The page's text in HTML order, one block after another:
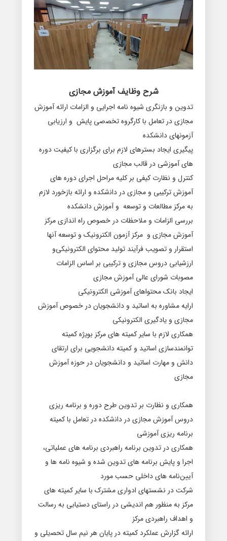
شرح وظایف آموزش مجازی
ﺗﺪﻭﯾﻦ ﻭ ﺑﺎﺯنگری ﺷﯿﻮﻩ ﻧﺎﻣﻪ ﺍﺟﺮﺍیی ﻭ ﺍﻟﺰﺍﻣﺎﺕ ﺍﺭﺍﺋﻪ ﺁﻣﻮﺯﺵ
ﻣﺠﺎﺯی ﺩﺭ ﺗﻌﺎﻣﻞ ﺑﺎ کاﺭگرﻭﻩ ﺗﺨﺼصی پاﯾﺶ ﻭ ﺍﺭﺯﯾﺎبی
ﺁﺯﻣﻮﻧﻬﺎی دانشکده
پیگیری ﺍﯾﺠﺎﺩ ﺑﺴﺘﺮﻫﺎی ﻻﺯﻡ ﺑﺮﺍی ﺑﺮگزﺍﺭی ﺑﺎ کیفیت ﺩﻭﺭﻩ
ﻫﺎی ﺁﻣﻮﺯشی ﺩﺭ ﻗﺎﻟﺐ ﻣﺠﺎﺯی
کنترل ﻭ ﻧﻈﺎﺭﺕ کیفی ﺑﺮ کلیه ﻣﺮﺍﺣﻞ ﺍﺟﺮﺍی ﺩﻭﺭﻩ ﻫﺎی
ﺁﻣﻮﺯﺵ ﺗﺮکیبی ﻭ ﻣﺠﺎﺯی ﺩﺭ ﺩﺍﻧشکدﻩ ﻭ ﺍﺭﺍﺋﻪ ﺑﺎﺯﺧﻮﺭﺩ ﻻﺯﻡ
ﺑﻪ ﻣﺮکز ﻣﻄﺎﻟﻌﺎﺕ ﻭ ﺗﻮﺳﻌﻪ و ﺁﻣﻮﺯﺵ ﺩﺍنشکدﻩ
ﺑﺮﺭسی ﺍﻟﺰﺍﻣﺎﺕ ﻭ ﻣﻼﺣﻈﺎﺕ ﺩﺭ ﺧﺼﻮﺹ ﺭﺍﻩ ﺍﻧﺪﺍﺯی ﻣﺮکز
ﺁﻣﻮﺯﺵ ﻣﺠﺎﺯی و ﻣﺮکز ﺁﺯﻣﻮﻥ الکترونیک ﻭ ﺗﻮﺳﻌﻪ آنها
ﺍﺳﺘﻘﺮﺍﺭ ﻭ ﺗﺼﻮﯾﺐ ﻓﺮﺁﯾﻨﺪ ﺗﻮﻟﯿﺪ ﻣﺤﺘﻮﺍی الکترونیکیﻭ
ﺍﺭﺯشیابی ﺩﺭﻭﺱ ﻣﺠﺎﺯی ﻭ ﺗرکیبی ﺑﺮ ﺍﺳﺎﺱ ﺍﻟﺰﺍﻣﺎﺕ
ﻣﺼﻮﺑﺎﺕ ﺷﻮﺭﺍی ﻋﺎلی ﺁﻣﻮﺯﺵ ﻣﺠﺎﺯی
ﺍﯾﺠﺎﺩ ﺑﺎنک ﻣﺤﺘﻮﺍﻫﺎی ﺁﻣﻮزشی الکترونیکی
ﺍﺭﺍﯾﻪ ﻣﺸﺎﻭﺭﻩ ﺑﻪ ﺍﺳﺎﺗﯿﺪ ﻭ ﺩﺍﻧﺸﺠﻮﯾﺎﻥ ﺩﺭ ﺧﺼﻮﺹ ﺁﻣﻮﺯﺵ
ﻣﺠﺎﺯی ﻭ ﯾﺎﺩگیری الکترونیکی
همکاﺭی ﻻﺯﻡ ﺑﺎ ﺳﺎﯾﺮ کمیته ﻫﺎی ﻣﺮکز ﺑﻮﯾژﻩ کمیته
ﺗﻮﺍﻧﻤﻨﺪﺳﺎﺯی ﺍﺳﺎتید ﻭ کمیته ﺩﺍﻧﺸﺠﻮیی ﺑﺮﺍی ﺍﺭﺗﻘﺎی
ﺩﺍﻧﺶ ﻭ ﻣﻬﺎﺭﺕ ﺍﺳﺎﺗﯿﺪ ﻭ ﺩﺍﻧﺸﺠﻮﯾﺎﻥ ﺩﺭ ﺣﻮﺯﻩ ﺁﻣﻮﺯﺵ
ﻣﺠﺎﺯی
همکاﺭی ﻭ ﻧﻈﺎﺭﺕ ﺑﺮ ﺗﺪﻭﯾﻦ ﻃﺮﺡ ﺩﻭﺭﻩ ﻭ ﺑﺮﻧﺎﻣﻪ ﺭﯾﺰی
ﺩﺭﻭﺱ ﺁﻣﻮﺯﺵ ﻣﺠﺎﺯی ﺩﺭ ﺩﺍﻧشکدﻩ ﺩﺭ ﺗﻌﺎﻣﻞ ﺑﺎ کمیته
ﺑﺮﻧﺎﻣﻪ ﺭﯾﺰی ﺁﻣﻮﺯشی
همکاری ﺩﺭ ﺗﺪﻭﯾﻦ ﺑﺮﻧﺎﻣﻪ ﺭﺍﻫﺒﺮﺩی ﺑﺮﻧﺎﻣﻪ ﻫﺎی عملیاتی،
ﺍﺟﺮﺍ ﻭ پایش ﺑﺮﻧﺎﻣﻪ ﻫﺎی ﺗﺪﻭﯾﻦ ﺷﺪﻩ ﻭ ﺷﯿﻮﻩ ﻧﺎﻣﻪ ﻫﺎ ﻭ
ﺁﯾﯿﻦﻧﺎﻣﻪ ﻫﺎی ﺩﺍخلی ﺣﺴﺐ ﻣﻮﺭﺩ
ﺷﺮکت ﺩﺭ ﻧﺸﺴﺘﻬﺎی ﺍﺩﻭﺍﺭی ﻣﺸﺘﺮک ﺑﺎ ﺳﺎﯾﺮ کمیته ﻫﺎی
مرکز ﺑﻪ ﻣﻨﻈﻮﺭ ﻫﻢ ﺍﻧﺪیشی ﺩﺭ ﺭﺍﺳﺘﺎی ﺩﺳﺘﯿﺎبی ﺑﻪ ﺭﺳﺎﻟﺖ
ﻭ ﺍﻫﺪﺍﻑ ﺭﺍﻫﺒﺮﺩی مرکز
ﺍﺭﺍﺋﻪ گزارش ﻋﻤلکرﺩ کمیته ﺩﺭ پاﯾﺎﻥ ﻫﺮ ﻧﯿﻢ ﺳﺎﻝ ﺗﺤﺼیلی ﻭ